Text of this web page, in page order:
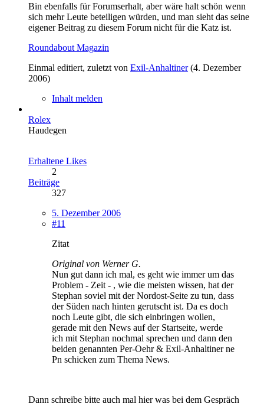
Bin ebenfalls für Forumserhalt, aber wäre halt schön wenn
sich mehr Leute beteiligen würden, und man sieht das seine
eigener Beitrag zu diesem Forum nicht für die Katz ist.
Roundabout Magazin
Einmal editiert, zuletzt von Exil-Anhaltiner(4. Dezember
2006)
Inhalt melden
Rolex
Haudegen
Erhaltene Likes
2
Beiträge
327
5. Dezember 2006
#11
Zitat
Original von Werner G.
Nun gut dann ich mal, es geht wie immer um das
Problem - Zeit - , wie die meisten wissen, hat der
Stephan soviel mit der Nordost-Seite zu tun, dass
der Süden nach hinten gerutscht ist. Da es doch
noch Leute gibt, die sich einbringen wollen,
gerade mit den News auf der Startseite, werde
ich mit Stephan nochmal sprechen und dann den
beiden genannten Per-Oehr & Exil-Anhaltiner ne
Pn schicken zum Thema News.
Dann schreibe bitte auch mal hier was bei dem Gespräch